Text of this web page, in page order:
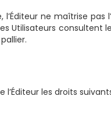
ne maîtrise pas
Utilisateurs consultent
les droits